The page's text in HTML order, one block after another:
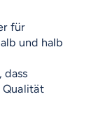
für
und halb
dass
Qualität